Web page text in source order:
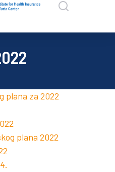
plana za 2022
plana 2022